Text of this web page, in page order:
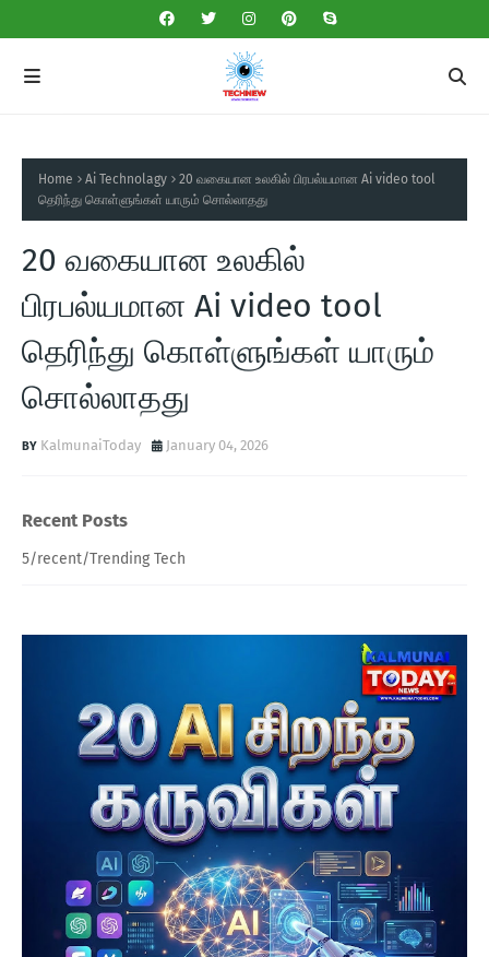
Home Ai Technolagy
20 வகையான உலகில் பிரபல்யமான Ai video tool
தெரிந்து கொள்ளுங்கள் யாரும் சொல்லாதது
20 வகையான உலகில்
பிரபல்யமான Ai video tool
தெரிந்து கொள்ளுங்கள் யாரும்
சொல்லாதது
KalmunaiToday January 04, 2026
Recent Posts
5/recent/Trending Tech